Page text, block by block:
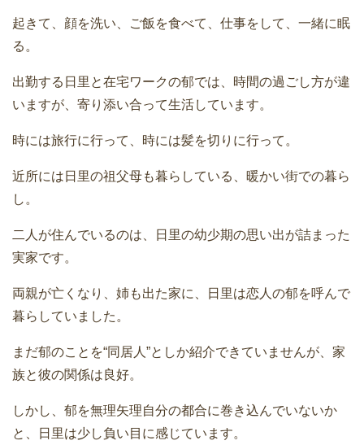
起きて、顔を洗い、ご飯を食べて、仕事をして、一緒に眠
る。
出勤する日里と在宅ワークの郁では、時間の過ごし方が違
いますが、寄り添い合って生活しています。
時には旅行に行って、時には髪を切りに行って。
近所には日里の祖父母も暮らしている、暖かい街での暮ら
し。
二人が住んでいるのは、日里の幼少期の思い出が詰まった
実家です。
両親が亡くなり、姉も出た家に、日里は恋人の郁を呼んで
暮らしていました。
まだ郁のことを“同居人”としか紹介できていませんが、家
族と彼の関係は良好。
しかし、郁を無理矢理自分の都合に巻き込んでいないか
と、日里は少し負い目に感じています。